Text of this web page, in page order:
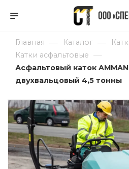
Главная — Каталог —
Катки асфальтовые —
Асфальтовый каток
двухвальцовый 4,5 тонны